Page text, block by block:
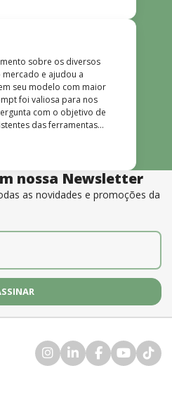
sobre os diversos
mercado e ajudou a
seu modelo com maior
foi valiosa para nos
com o objetivo de
das ferramentas
é muito bom, além de
didática que incentiva o
nossa Newsletter
as novidades e promoções da